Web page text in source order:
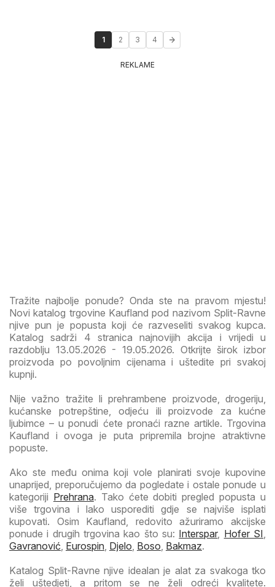
1 2 3 4
REKLAME
Tražite najbolje ponude? Onda ste na pravom mjestu!
Novi katalog trgovine Kaufland pod nazivom Split-Ravne
njive pun je popusta koji će razveseliti svakog kupca.
Katalog sadrži 4 stranica najnovijih akcija i vrijedi u
razdoblju 13.05.2026 - 19.05.2026. Otkrijte širok izbor
proizvoda po povoljnim cijenama i uštedite pri svakoj
kupnji.
Nije važno tražite li prehrambene proizvode, drogeriju,
kućanske potrepštine, odjeću ili proizvode za kućne
ljubimce – u ponudi ćete pronaći razne artikle. Trgovina
Kaufland i ovoga je puta pripremila brojne atraktivne
popuste.
Ako ste među onima koji vole planirati svoje kupovine
unaprijed, preporučujemo da pogledate i ostale ponude u
kategoriji Prehrana. Tako ćete dobiti pregled popusta u
više trgovina i lako usporediti gdje se najviše isplati
kupovati. Osim Kaufland, redovito ažuriramo akcijske
ponude i drugih trgovina kao što su: Interspar, Hofer SI
Gavranović Eurospin Djelo Boso Bakmaz.
Katalog Split-Ravne njive idealan je alat za svakoga tko
želi uštedjeti, a pritom se ne želi odreći kvalitete.